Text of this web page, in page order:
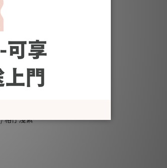
然抗菌，保護嬰兒嬌嫩皮膚
牙膠、小狗等
皮膚
面部的皮膚
座椅腰帶上
格仔淺紫